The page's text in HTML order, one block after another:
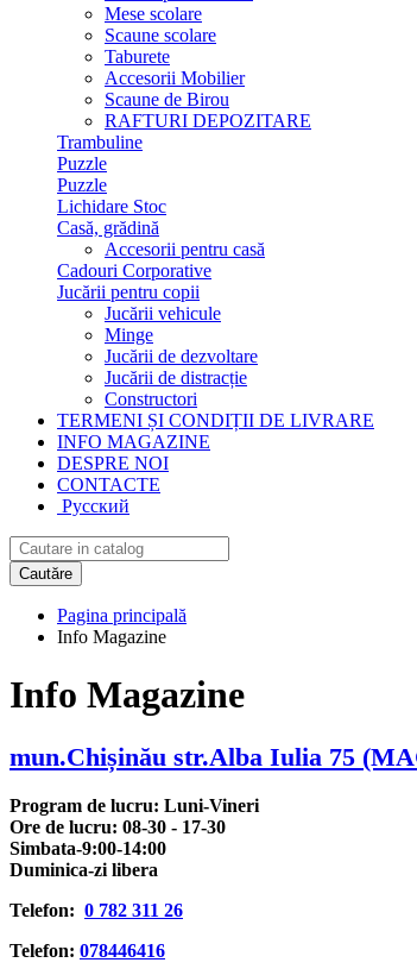
Mese scolare
Scaune scolare
Taburete
Accesorii Mobilier
Scaune de Birou
RAFTURI DEPOZITARE
Trambuline
Puzzle
Puzzle
Lichidare Stoc
Casă, grădină
Accesorii pentru casă
Cadouri Corporative
Jucării pentru copii
Jucării vehicule
Minge
Jucării de dezvoltare
Jucării de distracție
Constructori
TERMENI ȘI CONDIȚII DE LIVRARE
INFO MAGAZINE
DESPRE NOI
CONTACTE
Русский
Cautăre
Pagina principală
Info Magazine
Info Magazine
mun.Chișinău str.Alba Iulia 75
Program de lucru: Luni-Vineri
Ore de lucru: 08-30 - 17-30
Simbata-9:00-14:00
Duminica-zi libera
Telefon: 0 782 311 26
Telefon: 078446416